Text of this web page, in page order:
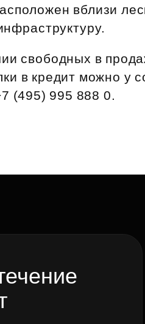
Субсидии
вблизи
свободных в
в кредит можно у
(495) 995 888 0.